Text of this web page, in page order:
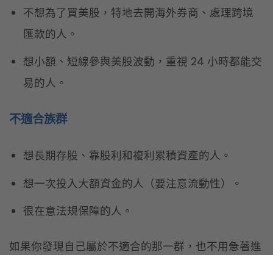
不想為了買美股，特地去開海外券商、處理跨境
匯款的人。
想小額、短線參與美股波動，重視 24 小時都能交
易的人。
不適合族群
想長期存股、靠股利和複利累積資產的人。
想一次投入大額資金的人（要注意流動性）。
很在意法規保障的人。
如果你發現自己屬於不適合的那一群，也不用急著進